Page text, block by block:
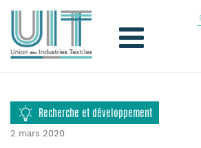
Recherche et développement
2 mars 2020